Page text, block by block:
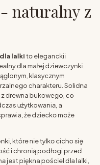
naturalny z
lalkito elegancki i
dla małej dziewczynki.
klasycznym
charakteru. Solidna
drewna bukowego, co
użytkowania, a
że dziecko może
które nie tylko cicho się
i chronią podłogi przed
jest piękna pościel dla lalki,